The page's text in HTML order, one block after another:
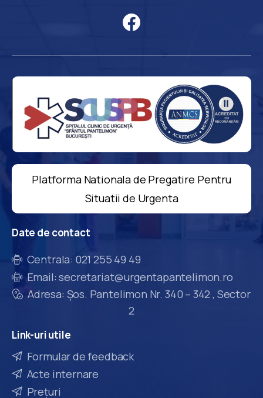
Platforma Nationala de Pregatire Pentru
Situatii de Urgenta
Date de contact
Centrala: 021 255 49 49
Email: secretariat@urgentapantelimon.ro
Adresa: Șos. Pantelimon Nr. 340 – 342 , Sector
2
Link-uriutile
Formular de feedback
Acte internare
Prețuri